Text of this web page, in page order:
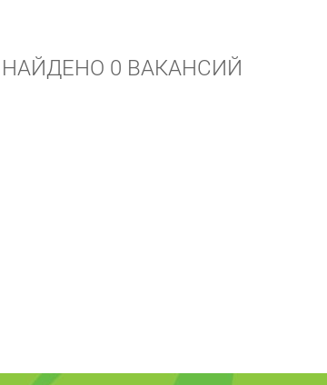
НАЙДЕНО 0 ВАКАНСИЙ